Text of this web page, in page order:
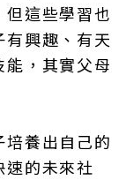
這些學習也
興趣、有天
，其實父母
養出自己的
的未來社